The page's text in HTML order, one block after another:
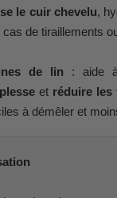
le cuir chevelu,
cas de tiraillements
de lin : aide
et réduire
à démêler et